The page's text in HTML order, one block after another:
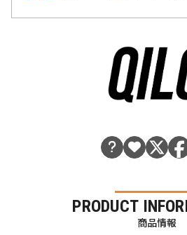
PRODUCT
商品情報